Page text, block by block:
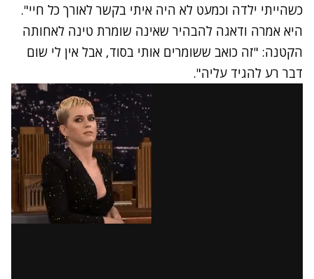
כשהייתי ילדה וכמעט לא היה איתי בקשר לאורך כל חיי".
היא אמרה ודאגה להבהיר שאינה שומרת טינה לאחותה
הקטנה: "זה כואב ששומרים אותי בסוד, אבל אין לי שום
דבר רע להגיד עליה".